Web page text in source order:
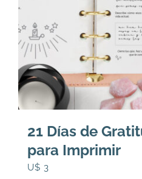
21 Días de
para Imprimir
U$ 3